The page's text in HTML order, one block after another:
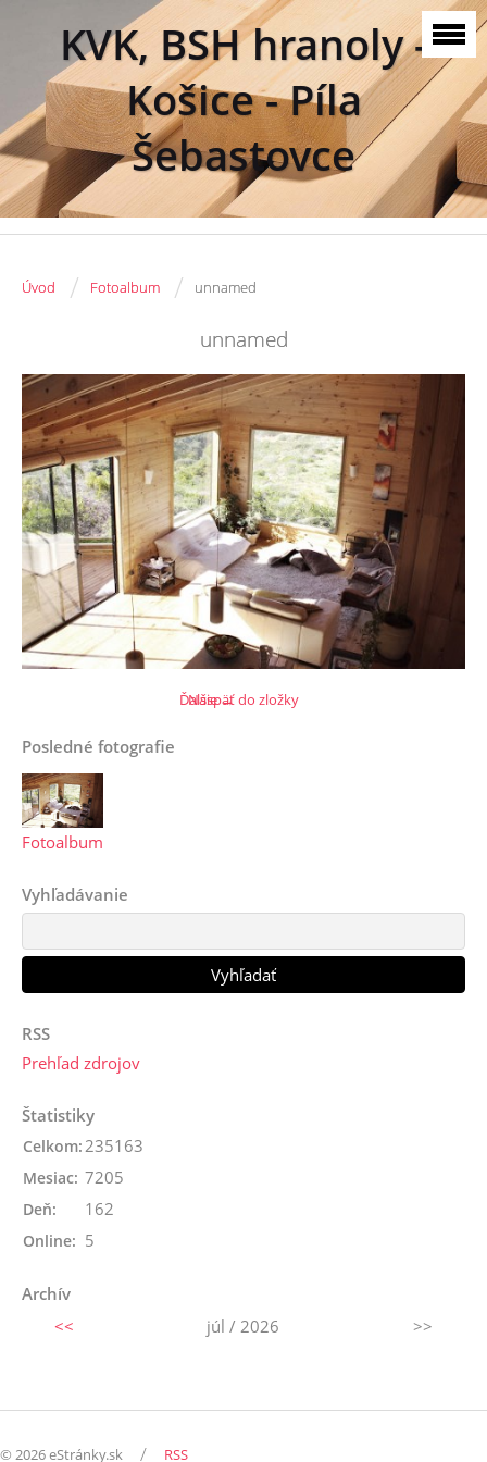
KVK, BSH hranoly -
Košice - Píla
Šebastovce
Úvod / Fotoalbum / unnamed
unnamed
Ďalšie →
Naspäť do zložky
Posledné fotografie
Fotoalbum
Vyhľadávanie
RSS
Prehľad zdrojov
Štatistiky
Online: 5
Celkom:235163
Mesiac: 7205
Deň: 162
Archív
<<
júl / 2026 >>
© 2026 eStránky.sk / RSS